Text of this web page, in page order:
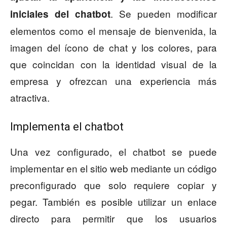
iniciales del chatbot. Se pueden modificar
elementos como el mensaje de bienvenida, la
imagen del ícono de chat y los colores, para
que coincidan con la identidad visual de la
empresa y ofrezcan una experiencia más
atractiva.
Implementa el chatbot
Una vez configurado, el chatbot se puede
implementar en el sitio web mediante un código
preconfigurado que solo requiere copiar y
pegar. También es posible utilizar un enlace
directo para permitir que los usuarios